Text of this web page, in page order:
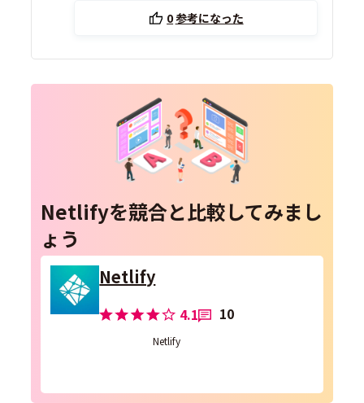
0参考になった
Netlifyを競合と比較してみまし
ょう
Netlify
4.1 10
Netlify